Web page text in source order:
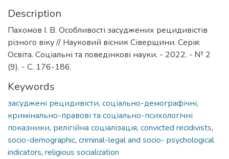
Description
Пахомов І. В. Особливості засуджених рецидивістів
різного віку // Науковий вісник Сіверщини. Серія:
Освіта. Соціальні та поведінкові науки. - 2022. - № 2
(9). - С. 176-186.
Keywords
засуджені рецидивісти, соціально-демографічні,
кримінально-правові та соціально-психологічні
показники, релігійна соціалізація, convicted recidivists,
socio-demographic, criminal-legal and socio- psychological
indicators, religious socialization